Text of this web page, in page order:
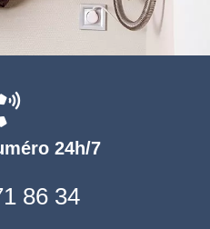
24h/7
86 34